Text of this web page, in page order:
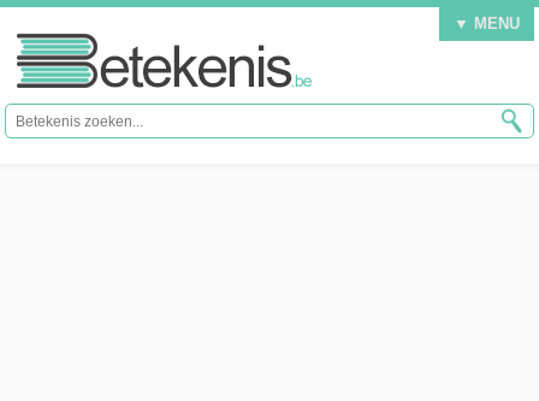
▼ MENU